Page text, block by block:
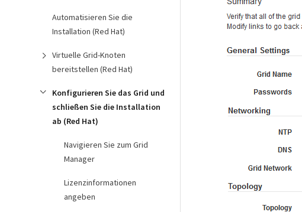
Automatisieren Sie die
Installation (Red Hat)
Virtuelle Grid-Knoten
bereitstellen (Red Hat)
Konfigurieren Sie das Grid und
schließen Sie die Installation
ab (Red Hat)
Navigieren Sie zum Grid
Manager
Lizenzinformationen
angeben